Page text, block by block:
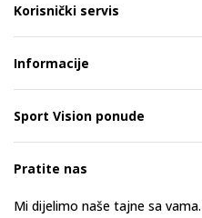
Korisnički servis
Informacije
Sport Vision ponude
Pratite nas
Mi dijelimo naše tajne sa